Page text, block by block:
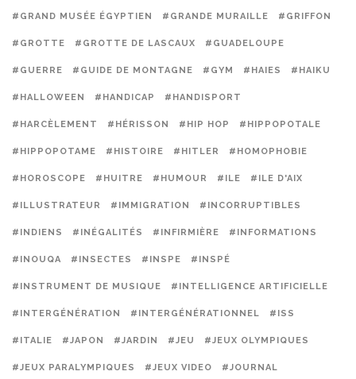
#GRAND MUSÉE ÉGYPTIEN #GRANDE MURAILLE #GRIFFON
#GROTTE #GROTTE DE LASCAUX #GUADELOUPE
#GUERRE #GUIDE DE MONTAGNE #GYM #HAIES #HAIKU
#HALLOWEEN #HANDICAP #HANDISPORT
#HARCÈLEMENT #HÉRISSON #HIP HOP #HIPPOPOTALE
#HIPPOPOTAME #HISTOIRE #HITLER #HOMOPHOBIE
#HOROSCOPE #HUITRE #HUMOUR #ILE #ILE D'AIX
#ILLUSTRATEUR #IMMIGRATION #INCORRUPTIBLES
#INDIENS #INÉGALITÉS #INFIRMIÈRE #INFORMATIONS
#INOUQA #INSECTES #INSPE #INSPÉ
#INSTRUMENT DE MUSIQUE #INTELLIGENCE ARTIFICIELLE
#INTERGÉNÉRATION #INTERGÉNÉRATIONNEL #ISS
#ITALIE #JAPON #JARDIN #JEU #JEUX OLYMPIQUES
#JEUX PARALYMPIQUES #JEUX VIDEO #JOURNAL